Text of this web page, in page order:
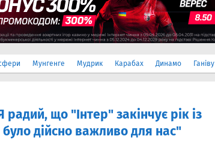
Мунгенге Мудрик Карабах Динамо Ганіву
що "Інтер" закінчує рік із
дійсно важливо для нас"